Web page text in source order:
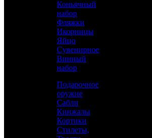
Коньячный
набор
Фляжки
Икорницы
Яйцо
Сувенирное
Винный
набор
Подарочное
оружие
Сабли
Кинжалы
Кортики
Стилеты,